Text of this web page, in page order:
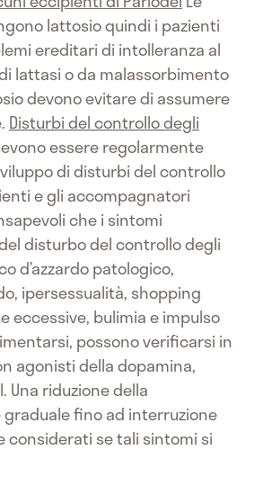
lattosio quindi i pazienti
ereditari di intolleranza al
lattasi o da malassorbimento
devono evitare di assumere
Disturbi del controllo degli
essere regolarmente
di disturbi del controllo
e gli accompagnatori
che i sintomi
disturbo del controllo degli
d’azzardo patologico,
ipersessualità, shopping
eccessive, bulimia e impulso
possono verificarsi in
agonisti della dopamina,
Una riduzione della
fino ad interruzione
considerati se tali sintomi si